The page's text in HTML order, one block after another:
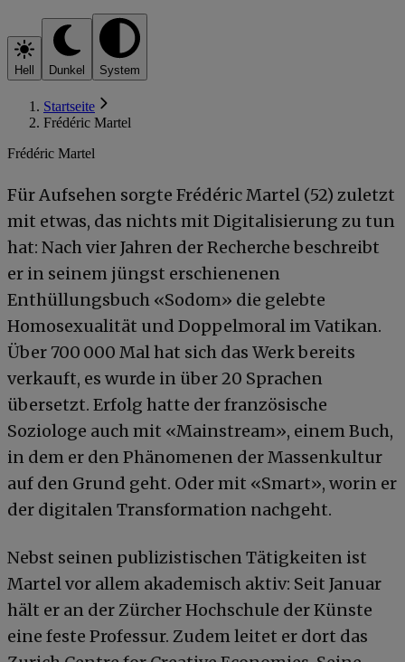
Hell Dunkel System
Startseite
Frédéric Martel
Frédéric Martel
Für Aufsehen sorgte Frédéric Martel (52) zuletzt
mit etwas, das nichts mit Digitalisierung zu tun
hat: Nach vier Jahren der Recherche beschreibt
er in seinem jüngst erschienenen
Enthüllungsbuch «Sodom» die gelebte
Homosexualität und Doppelmoral im Vatikan.
Über 700 000 Mal hat sich das Werk bereits
verkauft, es wurde in über 20 Sprachen
übersetzt. Erfolg hatte der französische
Soziologe auch mit «Mainstream», einem Buch,
in dem er den Phänomenen der Massenkultur
auf den Grund geht. Oder mit «Smart», worin er
der digitalen Transformation nachgeht.
Nebst seinen publizistischen Tätigkeiten ist
Martel vor allem akademisch aktiv: Seit Januar
hält er an der Zürcher Hochschule der Künste
eine feste Professur. Zudem leitet er dort das